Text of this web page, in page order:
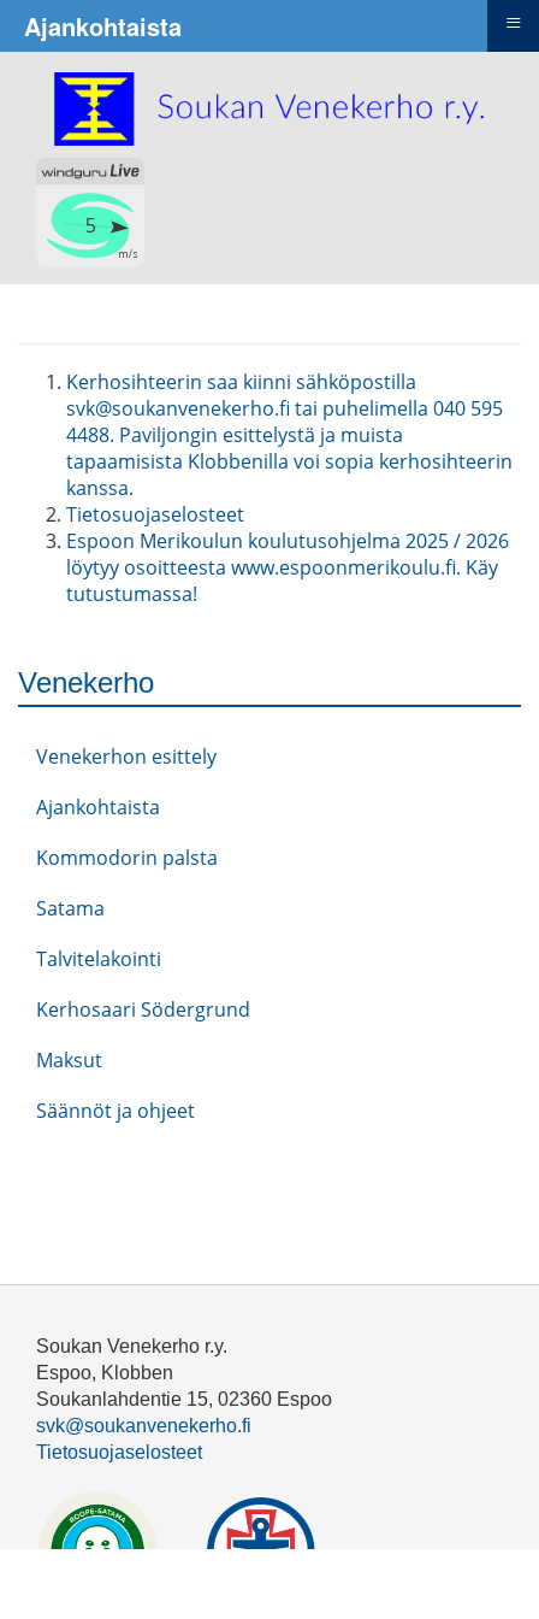
Kerhosihteerin saa kiinni sähköpostilla
svk@soukanvenekerho.fi tai puhelimella 040 595
4488. Paviljongin esittelystä ja muista
tapaamisista Klobbenilla voi sopia kerhosihteerin
kanssa.
Tietosuojaselosteet
Espoon Merikoulun koulutusohjelma 2025 / 2026
löytyy osoitteesta www.espoonmerikoulu.fi. Käy
tutustumassa!
Venekerho
Venekerhon esittely
Ajankohtaista
Kommodorin palsta
Satama
Talvitelakointi
Kerhosaari Södergrund
Maksut
Säännöt ja ohjeet
Soukan Venekerho r.y.
Espoo, Klobben
Soukanlahdentie 15, 02360 Espoo
svk@soukanvenekerho.fi
Tietosuojaselosteet
Ajankohtaista ≡